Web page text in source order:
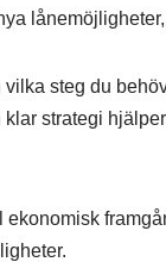
steg du
strategi